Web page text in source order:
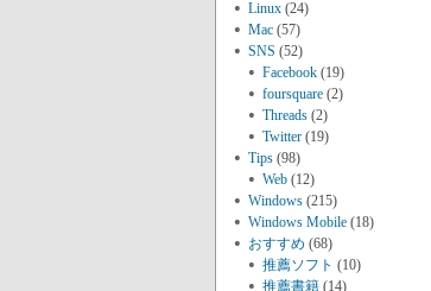
Linux (24)
Mac (57)
SNS (52)
Facebook (19)
foursquare (2)
Threads (2)
Twitter (19)
Tips (98)
Web (12)
Windows (215)
Windows Mobile (18)
おすすめ (68)
推薦ソフト (10)
推薦書籍 (14)